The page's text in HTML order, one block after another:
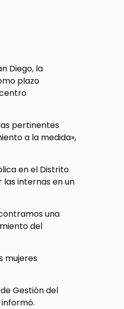
Diego, la
plazo
pertinentes
a la medida»,
en el Distrito
internas en un
una
del
mujeres
Gestión del